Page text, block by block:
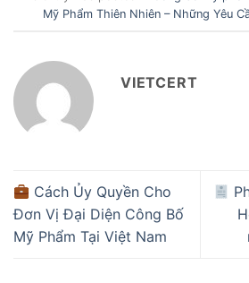
Mỹ Phẩm Thiên Nhiên – Những Yêu
VIETCERT
Cách Ủy Quyền Cho
Đơn Vị Đại Diện Công Bố
Mỹ Phẩm Tại Việt Nam